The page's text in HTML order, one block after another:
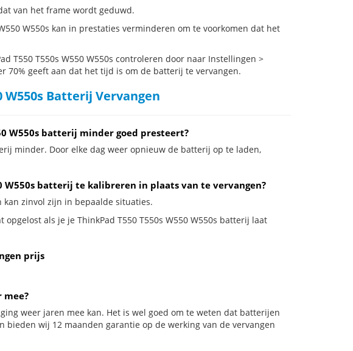
van het frame wordt geduwd.
W550s kan in prestaties verminderen om te voorkomen dat het
T550 T550s W550 W550s controleren door naar Instellingen >
70% geeft aan dat het tijd is om de batterij te vervangen.
W550s Batterij Vervangen
W550s batterij minder goed presteert?
minder. Door elke dag weer opnieuw de batterij op te laden,
W550s batterij te kalibreren in plaats van te vervangen?
kan zinvol zijn in bepaalde situaties.
als je je ThinkPad T550 T550s W550 W550s batterij laat
prijs
weer jaren mee kan. Het is wel goed om te weten dat batterijen
wij 12 maanden garantie op de werking van de vervangen